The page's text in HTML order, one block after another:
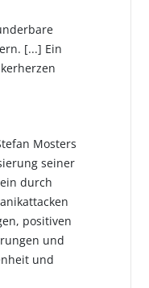
[...] Ein
Mosters
seiner
durch
positiven
und
und